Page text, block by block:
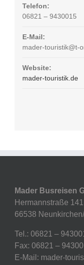
Telefon:
06821 – 9430015
E-Mail:
mader-touristik@t-
Website:
mader-touristik.de
Mader Busreisen
Hermannstraße 141
66538
Tel.: 06821 –
Fax: 06821 –
E-Mail: mader-